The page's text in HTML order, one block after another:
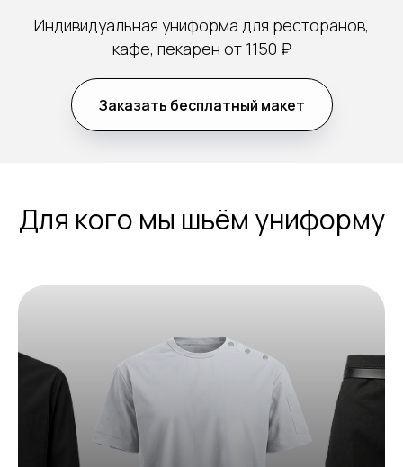
Индивидуальная униформа для ресторанов,
кафе, пекарен от 1150 ₽
Заказать бесплатный макет
Для кого мы шьём униформу